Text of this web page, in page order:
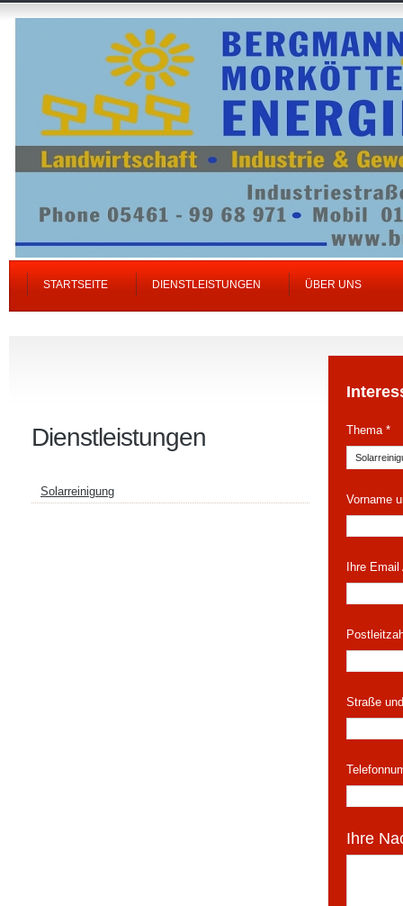
STARTSEITE DIENSTLEISTUNGEN ÜBER UNS
Thema *
Vorname
Ihre
Straße
Ihre
Dienstleistungen
Solarreinigung